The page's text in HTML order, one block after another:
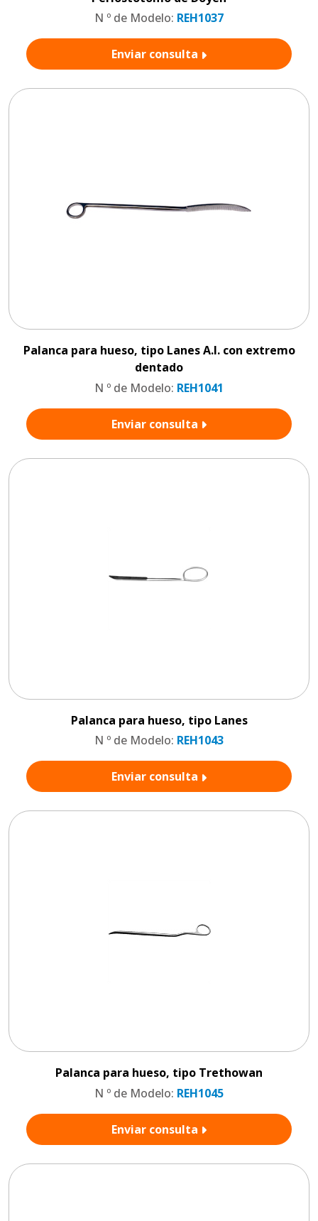
N º de Modelo: REH1037
Enviar consulta
Palanca para hueso, tipo Lanes A.I. con extremo
dentado
N º de Modelo: REH1041
Enviar consulta
Palanca para hueso, tipo Lanes
N º de Modelo: REH1043
Enviar consulta
Palanca para hueso, tipo Trethowan
N º de Modelo: REH1045
Enviar consulta